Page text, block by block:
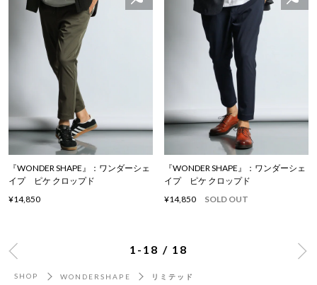
『WONDER SHAPE』：ワンダーシェ
イプ ピケ クロップド
¥14,850
『WONDER SHAPE』：ワンダーシェ
イプ ピケ クロップド
¥14,850
SOLD OUT
1-18 / 18
SHOP WONDERSHAPE リミテッド